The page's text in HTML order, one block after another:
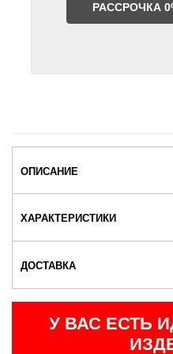
РАССРОЧКА
ОПИСАНИЕ
ХАРАКТЕРИСТИКИ
ДОСТАВКА
У ВАС ЕСТЬ